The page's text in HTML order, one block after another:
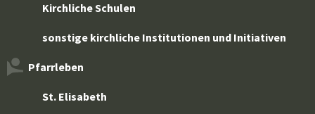
Kirchliche Schulen
sonstige kirchliche Institutionen und Initiativen
Pfarrleben
St. Elisabeth